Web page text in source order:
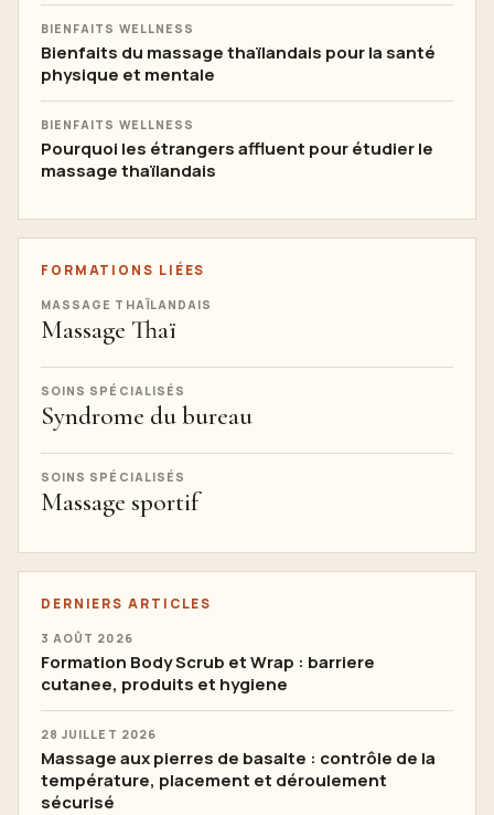
BIENFAITS WELLNESS
Bienfaits du massage thaïlandais pour la santé
physique et mentale
BIENFAITS WELLNESS
Pourquoi les étrangers affluent pour étudier le
massage thaïlandais
FORMATIONS LIÉES
MASSAGE THAÏLANDAIS
Massage Thaï
SOINS SPÉCIALISÉS
Syndrome du bureau
SOINS SPÉCIALISÉS
Massage sportif
DERNIERS ARTICLES
3 AOÛT 2026
Formation Body Scrub et Wrap : barriere
cutanee, produits et hygiene
28 JUILLET 2026
Massage aux pierres de basalte : contrôle de la
température, placement et déroulement
sécurisé